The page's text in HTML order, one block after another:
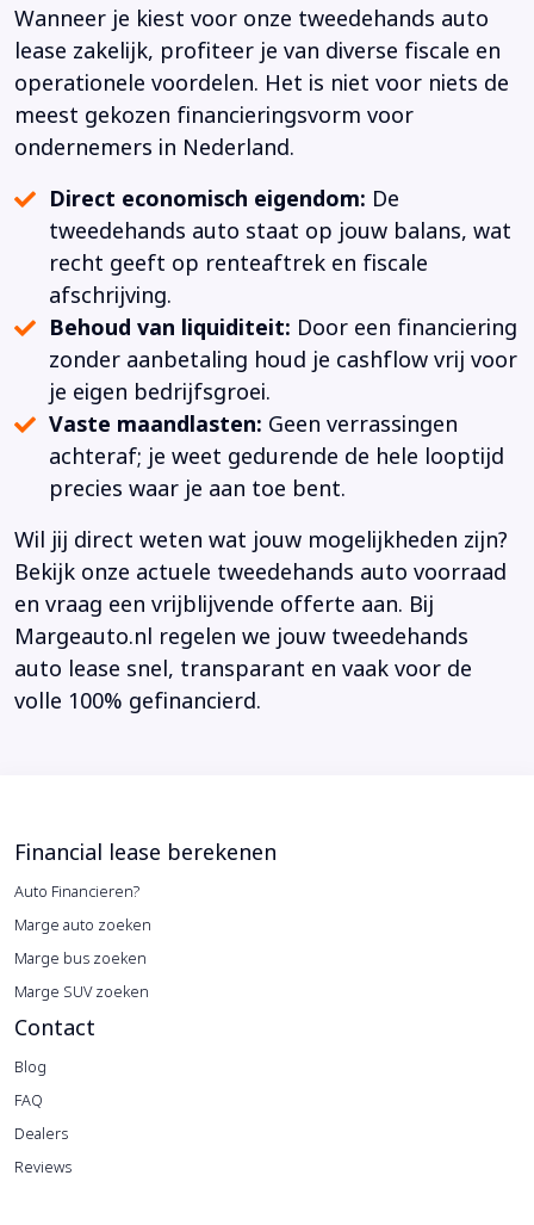
Wanneer je kiest voor onze tweedehands auto
lease zakelijk, profiteer je van diverse fiscale en
operationele voordelen. Het is niet voor niets de
meest gekozen financieringsvorm voor
ondernemers in Nederland.
Direct economisch eigendom: De
tweedehands auto staat op jouw balans, wat
recht geeft op renteaftrek en fiscale
afschrijving.
Behoud van liquiditeit: Door een financiering
zonder aanbetaling houd je cashflow vrij voor
je eigen bedrijfsgroei.
Vaste maandlasten: Geen verrassingen
achteraf; je weet gedurende de hele looptijd
precies waar je aan toe bent.
Wil jij direct weten wat jouw mogelijkheden zijn?
Bekijk onze actuele tweedehands auto voorraad
en vraag een vrijblijvende offerte aan. Bij
Margeauto.nl regelen we jouw tweedehands
auto lease snel, transparant en vaak voor de
volle 100% gefinancierd.
Financial lease berekenen
Auto Financieren?
Marge auto zoeken
Marge bus zoeken
Marge SUV zoeken
Contact
Blog
FAQ
Dealers
Reviews